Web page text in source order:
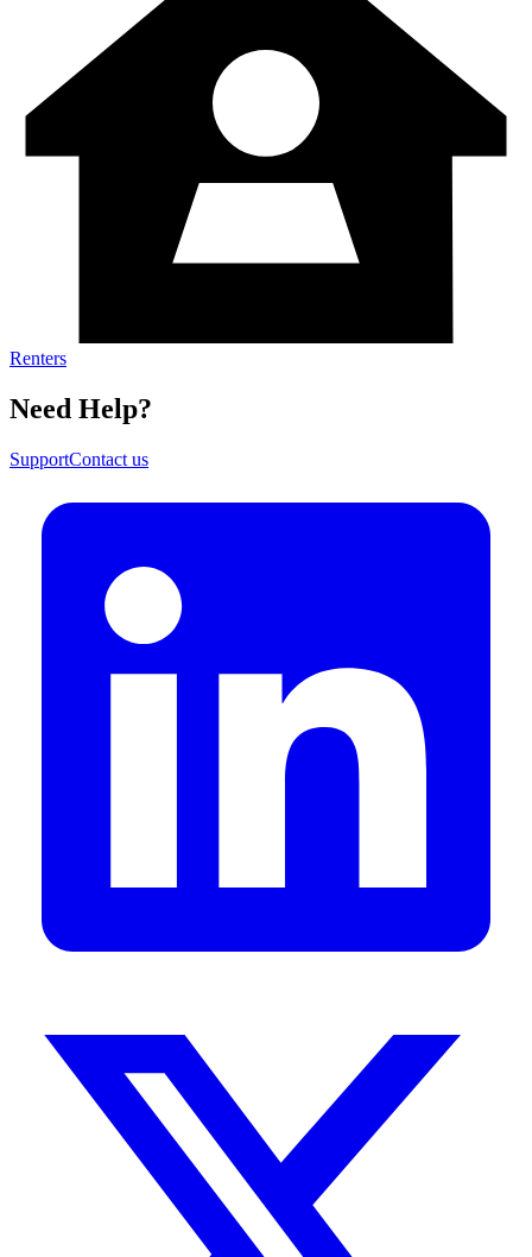
Renters​​​​‌ ‍ ​‍​‍‌‍ ‌ ​‍‌‍‍‌‌‍‌ ‌‍‍‌‌‍ ‍​‍​‍​ ‍‍​‍​‍‌ ​ ‌‍​‌‌‍ ‍‌‍‍‌‌ ‌​‌ ‍‌​‍ ‍‌‍‍‌‌‍ ​‍​‍​‍ ​​‍​‍‌‍‍​‌ ​‍‌‍‌‌‌‍‌‍​‍​‍​ ‍‍​‍​‍‌‍‍​‌ ‌​‌ ‌​‌ ​​​ ‍‍​‍ ​‍ ‌‍ ​‌‍ ‌‍​ ‌‍​‌‌‍ ​‌‍‍​‌‍ ‌ ​ ‌ ‌​​ ‍‍​ ​ ​ ​ ​ ​ ​ ​ ​‍ ‌‍‍‌‌‍ ‍‌ ‌​‌‍‌‌‌‍ ‍‌ ‌​​‍ ‌‍‌‌‌‍‌​‌‍‍‌‌ ‌​​‍ ‌‍ ‌‌‍ ‌‍‌​‌‍‌‌​ ‌‌ ​​‌ ​‍‌‍‌‌‌ ​ ‌‍‌‌‌‍ ‍‌ ‌​‌‍​‌‌ ‌​‌‍‍‌‌‍ ‌‍ ‍​ ‍ ‌‍‍‌‌‍‌​​ ‌​ ​ ​ ‍‌‌‍​‍‌‍‌​​ ​‍​ ​​‌‍​‍​ ‌‌​‍ ‌‌‍‌‍​ ​‍​ ‌​‌‍​‌​‍ ‌​ ‌​​ ​​​ ‌​‌‍​‌​‍ ‌‌‍​‍‌‍‌‌​ ​‌‌‍‌‍​‍ ‌‌‍​ ​ ​​‌‍​‍‌‍​‌​ ‌​‌‍‌‌‌‍​ ‌‍​ ‌‍‌‌‌‍​‍​ ‌‍​ ​‍​ ‍ ‌ ‌​‌ ‍‌‌ ​​‌‍‌‌​ ‌‌‍​‌‌ ‌‌‌‍‌​‌‍‍‌‌‍‌‌‌‍ ‍‌‍​ ‌‍‌‌​ ‍ ‌ ​​‌‍​‌‌ ‌​‌‍‍​​ ‌‌ ‌​‌‍‍‌‌ ‌​‌‍ ​‌‍‌‌​ ‌‍​‍‌‍​‌‌ ​ ‌‍‌‌‌‌‌‌‌ ​‍‌‍ ​​ ‌‌‍‍​‌ ‌​‌ ‌​‌ ​​​‍‌‌​ ​ ‌​​‌​‍‌‌​ ​‍‌​‌‍​‍‌‌​ ​‍‌​‌‍‌‍ ​‌‍ ‌‍​ ‌‍​‌‌‍ ​‌‍‍​‌‍ ‌ ​ ‌ ‌​​‍‌‌​ ​ ‌​​‌​ ​ ​ ​ ​ ​ ​ ​ ​‍‌‍‌‍‍‌‌‍‌​​ ‌​ ​ ​ ‍‌‌‍​‍‌‍‌​​ ​‍​ ​​‌‍​‍​ ‌‌​‍ ‌‌‍‌‍​ ​‍​ ‌​‌‍​‌​‍ ‌​ ‌​​ ​​​ ‌​‌‍​‌​‍ ‌‌‍​‍‌‍‌‌​ ​‌‌‍‌‍​‍ ‌‌‍​ ​ ​​‌‍​‍‌‍​‌​ ‌​‌‍‌‌‌‍​ ‌‍​ ‌‍‌‌‌‍​‍​ ‌‍​ ​‍​‍‌‍‌ ‌​‌ ‍‌‌ ​​‌‍‌‌​ ‌‌‍​‌‌ ‌‌‌‍‌​‌‍‍‌‌‍‌‌‌‍ ‍‌‍​ ‌‍‌‌​‍‌‍‌ ​​‌‍​‌‌ ‌​‌‍‍​​ ‌‌ ‌​‌‍‍‌‌ ‌​‌‍ ​‌‍‌‌​‍‌‍‌ ​​‌‍‌‌‌ ​‍‌ ​ ‌ ​​‌‍‌‌‌‍​ ‌ ‌​‌‍‍‌‌ ‌‍‌‍‌‌​ ‌‌ ​​‌ ‌‌‌‍​‍‌‍ ​‌‍‍‌‌ ​ ‌‍‍​‌‍‌‌‌‍‌​​‍​‍‌ ‌
Need Help?​​​​‌ ‍ ​‍​‍‌‍ ‌ ​‍‌‍‍‌‌‍‌ ‌‍‍‌‌‍ ‍​‍​‍​ ‍‍​‍​‍‌ ​ ‌‍​‌‌‍ ‍‌‍‍‌‌ ‌​‌ ‍‌​‍ ‍‌‍‍‌‌‍ ​‍​‍​‍ ​​‍​‍‌‍‍​‌ ​‍‌‍‌‌‌‍‌‍​‍​‍​ ‍‍​‍​‍‌‍‍​‌ ‌​‌ ‌​‌ ​​​ ‍‍​‍ ​‍ ‌‍ ​‌‍ ‌‍​ ‌‍​‌‌‍ ​‌‍‍​‌‍ ‌ ​ ‌ ‌​​ ‍‍​ ​ ​ ​ ​ ​ ​ ​ ​‍ ‌‍‍‌‌‍ ‍‌ ‌​‌‍‌‌‌‍ ‍‌ ‌​​‍ ‌‍‌‌‌‍‌​‌‍‍‌‌ ‌​​‍ ‌‍ ‌‌‍ ‌‍‌​‌‍‌‌​ ‌‌ ​​‌ ​‍‌‍‌‌‌ ​ ‌‍‌‌‌‍ ‍‌ ‌​‌‍​‌‌ ‌​‌‍‍‌‌‍ ‌‍ ‍​ ‍ ‌‍‍‌‌‍‌​​ ‌‌ ​ ‌‍‍‌‌ ‌​‌‍‌‌‌​‌‍‌‍ ‌‍ ‌ ‌​‌‍‌‌‌ ​‍​ ‍ ‌ ‌​‌ ‍‌‌ ​​‌‍‌‌​ ‌‌‍‌‍‌‍ ‌‍ ‌ ‌​‌‍‌‌‌ ​‍​ ‍ ‌ ​​‌‍​‌‌ ‌​‌‍‍​​ ‌‌‍ ‌‌‍‌‌‌‍ ‍‌ ‌‌‌ ​ ​‍‌‌​ ‌‌‌​​‍‌‌ ‌‍‍ ‌‍‌‌‌ ‍‌​‍‌‌​ ​ ‌​‌​​‍‌‌​ ​ ‌​‌​​‍‌‌​ ​‍​ ​‍‌‍‌‌‌‍‌‍​ ​‌​ ‌ ​ ​‌‌‍​ ‌‍‌‌‌‍​‌​ ‍‌‌‍‌​​ ​‍‌‍​ ​‍‌‌​ ​‍​ ​‍​‍‌‌​ ‌‌‌​‌​​‍ ‍‌‍‍​‌‍‌‌‌‍​‌‌‍‌​‌‍‍‌‌‍ ‍‌‍‌ ​ ‌‍​‍‌‍​‌‌ ​ ‌‍‌‌‌‌‌‌‌ ​‍‌‍ ​​ ‌‌‍‍​‌ ‌​‌ ‌​‌ ​​​‍‌‌​ ​ ‌​​‌​‍‌‌​ ​‍‌​‌‍​‍‌‌​ ​‍‌​‌‍‌‍ ​‌‍ ‌‍​ ‌‍​‌‌‍ ​‌‍‍​‌‍ ‌ ​ ‌ ‌​​‍‌‌​ ​ ‌​​‌​ ​ ​ ​ ​ ​ ​ ​ ​‍‌‍‌‍‍‌‌‍‌​​ ‌‌ ​ ‌‍‍‌‌ ‌​‌‍‌‌‌​‌‍‌‍ ‌‍ ‌ ‌​‌‍‌‌‌ ​‍​‍‌‍‌ ‌​‌ ‍‌‌ ​​‌‍‌‌​ ‌‌‍‌‍‌‍ ‌‍ ‌ ‌​‌‍‌‌‌ ​‍​‍‌‍‌ ​​‌‍​‌‌ ‌​‌‍‍​​ ‌‌‍ ‌‌‍‌‌‌‍ ‍‌ ‌‌‌ ​ ​‍‌‌​ ‌‌‌​​‍‌‌ ‌‍‍ ‌‍‌‌‌ ‍‌​‍‌‌​ ​ ‌​‌​​‍‌‌​ ​ ‌​‌​​‍‌‌​ ​‍​ ​‍‌‍‌‌‌‍‌‍​ ​‌​ ‌ ​ ​‌‌‍​ ‌‍‌‌‌‍​‌​ ‍‌‌‍‌​​ ​‍‌‍​ ​‍‌‌​ ​‍​ ​‍​‍‌‌​ ‌‌‌​‌​​‍ ‍‌‍‍​‌‍‌‌‌‍​‌‌‍‌​‌‍‍‌‌‍ ‍‌‍‌ ​‍‌‍‌ ​​‌‍‌‌‌ ​‍‌ ​ ‌ ​​‌‍‌‌‌‍​ ‌ ‌​‌‍‍‌‌ ‌‍‌‍‌‌​ ‌‌ ​​‌ ‌‌‌‍​‍‌‍ ​‌‍‍‌‌ ​ ‌‍‍​‌‍‌‌‌‍‌​​‍​‍‌ ‌
Support​​​​‌ ‍ ​‍​‍‌‍ ‌ ​‍‌‍‍‌‌‍‌ ‌‍‍‌‌‍ ‍​‍​‍​ ‍‍​‍​‍‌ ​ ‌‍​‌‌‍ ‍‌‍‍‌‌ ‌​‌ ‍‌​‍ ‍‌‍‍‌‌‍ ​‍​‍​‍ ​​‍​‍‌‍‍​‌ ​‍‌‍‌‌‌‍‌‍​‍​‍​ ‍‍​‍​‍‌‍‍​‌ ‌​‌ ‌​‌ ​​​ ‍‍​‍ ​‍ ‌‍ ​‌‍ ‌‍​ ‌‍​‌‌‍ ​‌‍‍​‌‍ ‌ ​ ‌ ‌​​ ‍‍​ ​ ​ ​ ​ ​ ​ ​ ​‍ ‌‍‍‌‌‍ ‍‌ ‌​‌‍‌‌‌‍ ‍‌ ‌​​‍ ‌‍‌‌‌‍‌​‌‍‍‌‌ ‌​​‍ ‌‍ ‌‌‍ ‌‍‌​‌‍‌‌​ ‌‌ ​​‌ ​‍‌‍‌‌‌ ​ ‌‍‌‌‌‍ ‍‌ ‌​‌‍​‌‌ ‌​‌‍‍‌‌‍ ‌‍ ‍​ ‍ ‌‍‍‌‌‍‌​​ ‌‌ ​ ‌‍‍‌‌ ‌​‌‍‌‌‌​‌‍‌‍ ‌‍ ‌ ‌​‌‍‌‌‌ ​‍​ ‍ ‌ ‌​‌ ‍‌‌ ​​‌‍‌‌​ ‌‌‍‌‍‌‍ ‌‍ ‌ ‌​‌‍‌‌‌ ​‍​ ‍ ‌ ​​‌‍​‌‌ ‌​‌‍‍​​ ‌‌‍ ‌‌‍‌‌‌‍ ‍‌ ‌‌‌ ​ ​‍‌‌​ ‌‌‌​​‍‌‌ ‌‍‍ ‌‍‌‌‌ ‍‌​‍‌‌​ ​ ‌​‌​​‍‌‌​ ​ ‌​‌​​‍‌‌​ ​‍​ ​‍‌‍‌‌‌‍‌‍​ ​‌​ ‌ ​ ​‌‌‍​ ‌‍‌‌‌‍​‌​ ‍‌‌‍‌​​ ​‍‌‍​ ​‍‌‌​ ​‍​ ​‍​‍‌‌​ ‌‌‌​‌​​‍ ‍‌‍‍‌‌ ‌​‌‍‌‌‌‍ ‌‌ ​ ​‍‌‌​ ‌‌‌​​‍‌‌ ‌‍‍ ‌‍‌‌‌ ‍‌​‍‌‌​ ​ ‌​‌​​‍‌‌​ ​ ‌​‌​​‍‌‌​ ​‍​ ​‍‌‍​‌​ ‌‌​ ‍‌‌‍‌‍‌‍‌‌‌‍‌​‌‍​ ​ ​‍‌‍​‌‌‍‌​‌‍​‌‌‍​‍​‍‌‌​ ​‍​ ​‍​‍‌‌​ ‌‌‌​‌​​‍ ‍‌ ‌​‌‍‌‌‌ ‍​‌ ‌​​ ‌‍​‍‌‍​‌‌ ​ ‌‍‌‌‌‌‌‌‌ ​‍‌‍ ​​ ‌‌‍‍​‌ ‌​‌ ‌​‌ ​​​‍‌‌​ ​ ‌​​‌​‍‌‌​ ​‍‌​‌‍​‍‌‌​ ​‍‌​‌‍‌‍ ​‌‍ ‌‍​ ‌‍​‌‌‍ ​‌‍‍​‌‍ ‌ ​ ‌ ‌​​‍‌‌​ ​ ‌​​‌​ ​ ​ ​ ​ ​ ​ ​ ​‍‌‍‌‍‍‌‌‍‌​​ ‌‌ ​ ‌‍‍‌‌ ‌​‌‍‌‌‌​‌‍‌‍ ‌‍ ‌ ‌​‌‍‌‌‌ ​‍​‍‌‍‌ ‌​‌ ‍‌‌ ​​‌‍‌‌​ ‌‌‍‌‍‌‍ ‌‍ ‌ ‌​‌‍‌‌‌ ​‍​‍‌‍‌ ​​‌‍​‌‌ ‌​‌‍‍​​ ‌‌‍ ‌‌‍‌‌‌‍ ‍‌ ‌‌‌ ​ ​‍‌‌​ ‌‌‌​​‍‌‌ ‌‍‍ ‌‍‌‌‌ ‍‌​‍‌‌​ ​ ‌​‌​​‍‌‌​ ​ ‌​‌​​‍‌‌​ ​‍​ ​‍‌‍‌‌‌‍‌‍​ ​‌​ ‌ ​ ​‌‌‍​ ‌‍‌‌‌‍​‌​ ‍‌‌‍‌​​ ​‍‌‍​ ​‍‌‌​ ​‍​ ​‍​‍‌‌​ ‌‌‌​‌​​‍ ‍‌‍‍‌‌ ‌​‌‍‌‌‌‍ ‌‌ ​ ​‍‌‌​ ‌‌‌​​‍‌‌ ‌‍‍ ‌‍‌‌‌ ‍‌​‍‌‌​ ​ ‌​‌​​‍‌‌​ ​ ‌​‌​​‍‌‌​ ​‍​ ​‍‌‍​‌​ ‌‌​ ‍‌‌‍‌‍‌‍‌‌‌‍‌​‌‍​ ​ ​‍‌‍​‌‌‍‌​‌‍​‌‌‍​‍​‍‌‌​ ​‍​ ​‍​‍‌‌​ ‌‌‌​‌​​‍ ‍‌ ‌​‌‍‌‌‌ ‍​‌ ‌​​‍‌‍‌ ​​‌‍‌‌‌ ​‍‌ ​ ‌ ​​‌‍‌‌‌‍​ ‌ ‌​‌‍‍‌‌ ‌‍‌‍‌‌​ ‌‌ ​​‌ ‌‌‌‍​‍‌‍ ​‌‍‍‌‌ ​ ‌‍‍​‌‍‌‌‌‍‌​​‍​‍‌ ‌Contact us​​​​‌ ‍ ​‍​‍‌‍ ‌ ​‍‌‍‍‌‌‍‌ ‌‍‍‌‌‍ ‍​‍​‍​ ‍‍​‍​‍‌ ​ ‌‍​‌‌‍ ‍‌‍‍‌‌ ‌​‌ ‍‌​‍ ‍‌‍‍‌‌‍ ​‍​‍​‍ ​​‍​‍‌‍‍​‌ ​‍‌‍‌‌‌‍‌‍​‍​‍​ ‍‍​‍​‍‌‍‍​‌ ‌​‌ ‌​‌ ​​​ ‍‍​‍ ​‍ ‌‍ ​‌‍ ‌‍​ ‌‍​‌‌‍ ​‌‍‍​‌‍ ‌ ​ ‌ ‌​​ ‍‍​ ​ ​ ​ ​ ​ ​ ​ ​‍ ‌‍‍‌‌‍ ‍‌ ‌​‌‍‌‌‌‍ ‍‌ ‌​​‍ ‌‍‌‌‌‍‌​‌‍‍‌‌ ‌​​‍ ‌‍ ‌‌‍ ‌‍‌​‌‍‌‌​ ‌‌ ​​‌ ​‍‌‍‌‌‌ ​ ‌‍‌‌‌‍ ‍‌ ‌​‌‍​‌‌ ‌​‌‍‍‌‌‍ ‌‍ ‍​ ‍ ‌‍‍‌‌‍‌​​ ‌‌ ​ ‌‍‍‌‌ ‌​‌‍‌‌‌​‌‍‌‍ ‌‍ ‌ ‌​‌‍‌‌‌ ​‍​ ‍ ‌ ‌​‌ ‍‌‌ ​​‌‍‌‌​ ‌‌‍‌‍‌‍ ‌‍ ‌ ‌​‌‍‌‌‌ ​‍​ ‍ ‌ ​​‌‍​‌‌ ‌​‌‍‍​​ ‌‌‍ ‌‌‍‌‌‌‍ ‍‌ ‌‌‌ ​ ​‍‌‌​ ‌‌‌​​‍‌‌ ‌‍‍ ‌‍‌‌‌ ‍‌​‍‌‌​ ​ ‌​‌​​‍‌‌​ ​ ‌​‌​​‍‌‌​ ​‍​ ​‍‌‍‌‌‌‍‌‍​ ​‌​ ‌ ​ ​‌‌‍​ ‌‍‌‌‌‍​‌​ ‍‌‌‍‌​​ ​‍‌‍​ ​‍‌‌​ ​‍​ ​‍​‍‌‌​ ‌‌‌​‌​​‍ ‍‌‍‍‌‌ ‌​‌‍‌‌‌‍ ‌‌ ​ ​‍‌‌​ ‌‌‌​​‍‌‌ ‌‍‍ ‌‍‌‌‌ ‍‌​‍‌‌​ ​ ‌​‌​​‍‌‌​ ​ ‌​‌​​‍‌‌​ ​‍​ ​‍​ ‍​‌‍​ ​ ‍​‌‍​‌‌‍‌​‌‍​‍​ ‌‌​ ​ ​ ​ ​ ‌‌​ ‌ ​ ‍​​‍‌‌​ ​‍​ ​‍​‍‌‌​ ‌‌‌​‌​​‍ ‍‌ ‌​‌‍‌‌‌ ‍​‌ ‌​​ ‌‍​‍‌‍​‌‌ ​ ‌‍‌‌‌‌‌‌‌ ​‍‌‍ ​​ ‌‌‍‍​‌ ‌​‌ ‌​‌ ​​​‍‌‌​ ​ ‌​​‌​‍‌‌​ ​‍‌​‌‍​‍‌‌​ ​‍‌​‌‍‌‍ ​‌‍ ‌‍​ ‌‍​‌‌‍ ​‌‍‍​‌‍ ‌ ​ ‌ ‌​​‍‌‌​ ​ ‌​​‌​ ​ ​ ​ ​ ​ ​ ​ ​‍‌‍‌‍‍‌‌‍‌​​ ‌‌ ​ ‌‍‍‌‌ ‌​‌‍‌‌‌​‌‍‌‍ ‌‍ ‌ ‌​‌‍‌‌‌ ​‍​‍‌‍‌ ‌​‌ ‍‌‌ ​​‌‍‌‌​ ‌‌‍‌‍‌‍ ‌‍ ‌ ‌​‌‍‌‌‌ ​‍​‍‌‍‌ ​​‌‍​‌‌ ‌​‌‍‍​​ ‌‌‍ ‌‌‍‌‌‌‍ ‍‌ ‌‌‌ ​ ​‍‌‌​ ‌‌‌​​‍‌‌ ‌‍‍ ‌‍‌‌‌ ‍‌​‍‌‌​ ​ ‌​‌​​‍‌‌​ ​ ‌​‌​​‍‌‌​ ​‍​ ​‍‌‍‌‌‌‍‌‍​ ​‌​ ‌ ​ ​‌‌‍​ ‌‍‌‌‌‍​‌​ ‍‌‌‍‌​​ ​‍‌‍​ ​‍‌‌​ ​‍​ ​‍​‍‌‌​ ‌‌‌​‌​​‍ ‍‌‍‍‌‌ ‌​‌‍‌‌‌‍ ‌‌ ​ ​‍‌‌​ ‌‌‌​​‍‌‌ ‌‍‍ ‌‍‌‌‌ ‍‌​‍‌‌​ ​ ‌​‌​​‍‌‌​ ​ ‌​‌​​‍‌‌​ ​‍​ ​‍​ ‍​‌‍​ ​ ‍​‌‍​‌‌‍‌​‌‍​‍​ ‌‌​ ​ ​ ​ ​ ‌‌​ ‌ ​ ‍​​‍‌‌​ ​‍​ ​‍​‍‌‌​ ‌‌‌​‌​​‍ ‍‌ ‌​‌‍‌‌‌ ‍​‌ ‌​​‍‌‍‌ ​​‌‍‌‌‌ ​‍‌ ​ ‌ ​​‌‍‌‌‌‍​ ‌ ‌​‌‍‍‌‌ ‌‍‌‍‌‌​ ‌‌ ​​‌ ‌‌‌‍​‍‌‍ ​‌‍‍‌‌ ​ ‌‍‍​‌‍‌‌‌‍‌​​‍​‍‌ ‌